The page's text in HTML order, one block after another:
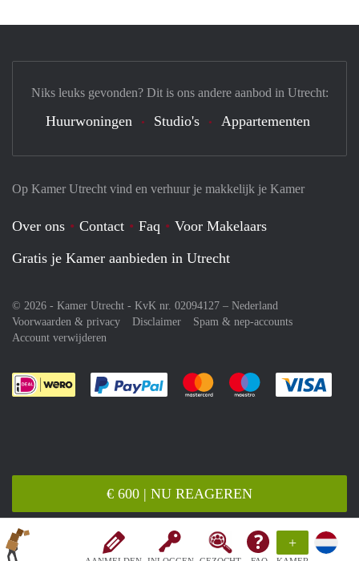
+
€ 600 | NU REAGEREN
Op Kamer Utrecht vind en verhuur je makkelijk je Kamer
Over ons Contact Faq
Voor Makelaars
Gratis je Kamer aanbieden in Utrecht
© 2026 - Kamer Utrecht - KvK nr. 02094127 – Nederland
Voorwaarden & privacy
Disclaimer
Spam & nep-accounts
Account verwijderen
Je rekent gemakkelijk af met Paypal
Je rekent gemakkelijk af met
Je rekent
Niks leuks gevonden? Dit is ons andere aanbod in Utrecht:
Huurwoningen Studio's Appartementen